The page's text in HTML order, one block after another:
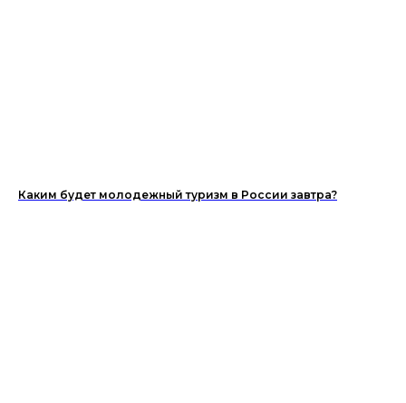
Каким будет молодежный туризм в России завтра?